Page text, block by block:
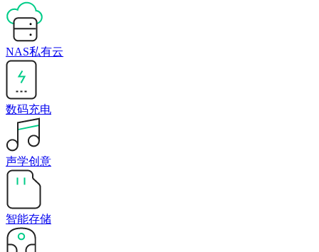
NAS私有云
数码充电
声学创意
智能存储